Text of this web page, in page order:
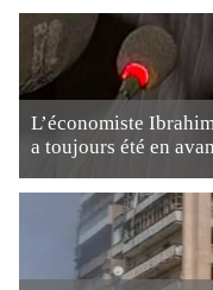
L’économiste
a toujours été en